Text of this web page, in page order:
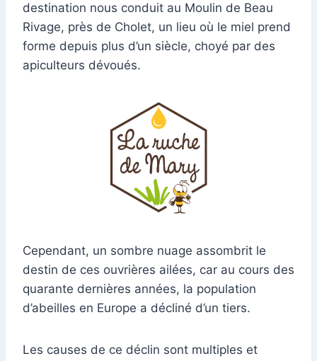
destination nous conduit au Moulin de Beau
Rivage, près de Cholet, un lieu où le miel prend
forme depuis plus d’un siècle, choyé par des
apiculteurs dévoués.
Cependant, un sombre nuage assombrit le
destin de ces ouvrières ailées, car au cours des
quarante dernières années, la population
d’abeilles en Europe a décliné d’un tiers.
Les causes de ce déclin sont multiples et